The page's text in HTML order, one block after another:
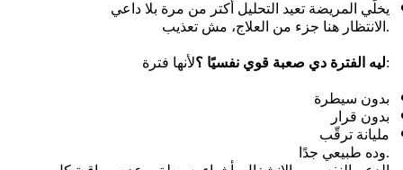
يخلّي المريضة تعيد التحليل أكتر من مرة بلا داعي
الانتظار هنا جزء من العلاج، مش تعذيب.
ليه الفترة دي صعبة قوي نفسيًا ؟لأنها فترة:
بدون سيطرة
بدون قرار
مليانة ترقّب
وده طبيعي جدًا.